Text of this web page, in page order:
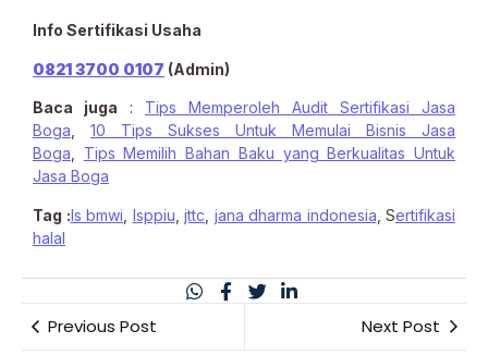
Info Sertifikasi Usaha
0821 3700 0107 (Admin)
Baca juga : Tips Memperoleh Audit Sertifikasi Jasa
Boga
10 Tips Sukses Untuk Memulai Bisnis Jasa
Boga
Tips Memilih Bahan Baku yang Berkualitas Untuk
Jasa Boga
Tag :ls bmwi lsppiu jttc jana dharma indonesia , Sertifikasi
halal
Previous Post Next Post